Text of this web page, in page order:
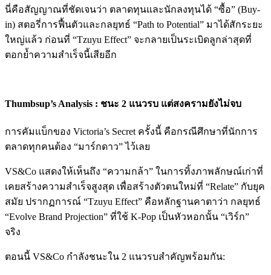
นี่คือสัญญาณที่ชัดเจนว่า ตลาดทุนและนักลงทุนได้ “ซื้อ” (Buy-
in) สตอรี่การฟื้นตัวและกลยุทธ์ “Path to Potential” มาได้สักระยะ
ใหญ่แล้ว ก่อนที่ “Tzuyu Effect” จะกลายเป็นระเบิดลูกล่าสุดที่
ตอกย้ำความสำเร็จนี้เสียอีก
Thumbsup’s Analysis : ชนะ 2 แนวรบ แต่สงครามยังไม่จบ
การคัมแบ็กของ Victoria’s Secret ครั้งนี้ คือกรณีศึกษาที่นักการ
ตลาดทุกคนต้อง “มาร์กดาว” ไว้เลย
VS&Co แสดงให้เห็นถึง “ความกล้า” ในการทิ้งภาพลักษณ์เก่าที่
เคยสร้างความสำเร็จสูงสุด เพื่อสร้างตัวตนใหม่ที่ “Relate” กับยุค
สมัย ปรากฏการณ์ “Tzuyu Effect” คือหลักฐานคาตาว่า กลยุทธ์
“Evolve Brand Projection” ที่ใช้ K-Pop เป็นหัวหอกนั้น “เวิร์ก”
จริง
ตอนนี้ VS&Co กำลังชนะใน 2 แนวรบสำคัญพร้อมกัน: